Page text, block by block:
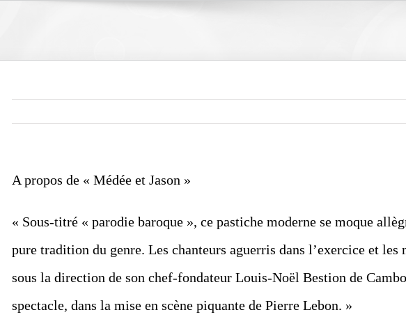
A propos de « Médée et Jason »
« Sous-titré « parodie baroque », ce pastiche moderne se moque
pure tradition du genre. Les chanteurs aguerris dans l’exercice et
sous la direction de son chef-fondateur Louis-Noël Bestion de
spectacle, dans la mise en scène piquante de Pierre Lebon. »